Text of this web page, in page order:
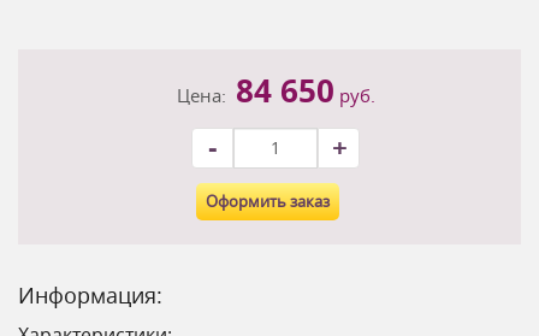
Цена: 84 650 руб.
- +
Оформить заказ
Информация: